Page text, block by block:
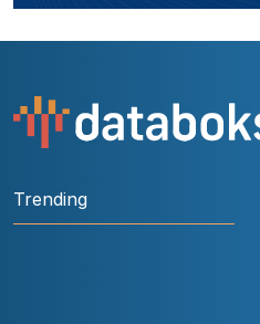
Trending